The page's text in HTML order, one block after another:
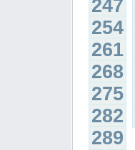
247
254
261
268
275
282
289